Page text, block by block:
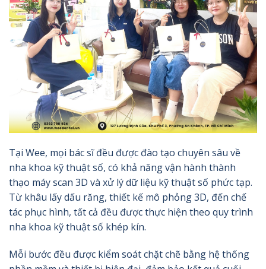
Tại Wee, mọi bác sĩ đều được đào tạo chuyên sâu về
nha khoa kỹ thuật số, có khả năng vận hành thành
thạo máy scan 3D và xử lý dữ liệu kỹ thuật số phức tạp.
Từ khâu lấy dấu răng, thiết kế mô phỏng 3D, đến chế
tác phục hình, tất cả đều được thực hiện theo quy trình
nha khoa kỹ thuật số khép kín.
Mỗi bước đều được kiểm soát chặt chẽ bằng hệ thống